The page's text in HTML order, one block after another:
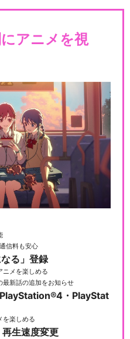
ュージカル『薄桜鬼』土方
三 篇
ュージカル『薄桜鬼』HAK
ュージカル『薄桜鬼』風間
景 篇
アニメを視
信料も安心
る」登録
ニメを楽しめる
最新話の追加をお知らせ
・PlayStat
を楽しめる
生速度変更